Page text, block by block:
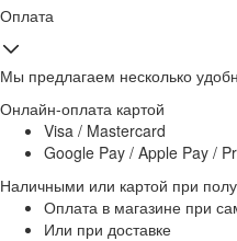
Оплата
Мы предлагаем несколько
Онлайн-оплата картой
Visa / Mastercard
Google Pay / Apple Pay /
Наличными или картой при
Оплата в магазине при
Или при доставке